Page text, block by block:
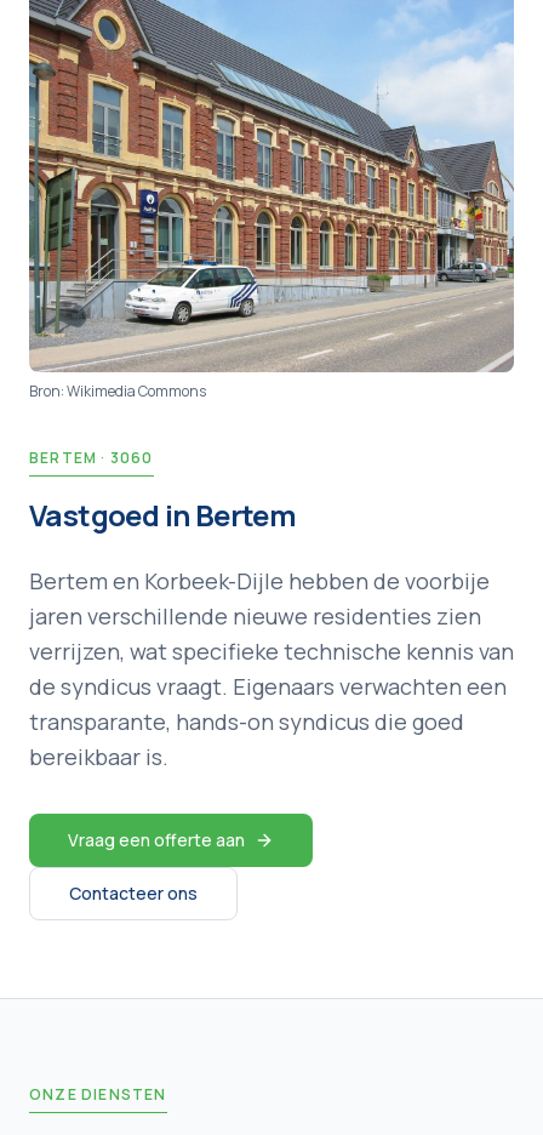
Bron:Wikimedia Commons
BERTEM · 3060
Vastgoed in Bertem
Bertem en Korbeek-Dijle hebben de voorbije
jaren verschillende nieuwe residenties zien
verrijzen, wat specifieke technische kennis van
de syndicus vraagt. Eigenaars verwachten een
transparante, hands-on syndicus die goed
bereikbaar is.
Vraag een offerte aan
Contacteer ons
ONZE DIENSTEN